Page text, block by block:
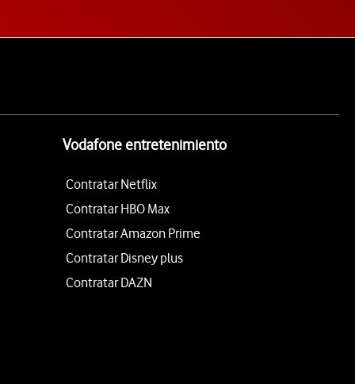
Vodafone entretenimiento
Contratar Netflix
Contratar HBO Max
Contratar Amazon Prime
Contratar Disney plus
Contratar DAZN